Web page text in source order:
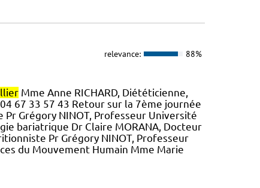
relevance: 88%
Mme Anne RICHARD, Diététicienne,
67 33 57 43 Retour sur la 7ème journée
Grégory NINOT, Professeur Université
bariatrique Dr Claire MORANA, Docteur
Pr Grégory NINOT, Professeur
du Mouvement Humain Mme Marie